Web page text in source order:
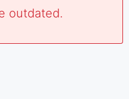
outdated.